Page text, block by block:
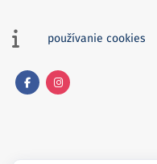
používanie cookies